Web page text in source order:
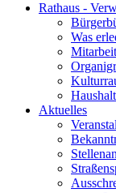
Rathaus -
Was
Aktuelles